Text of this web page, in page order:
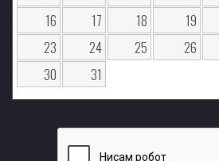
16
17 18 19
23
24 25 26
30
31